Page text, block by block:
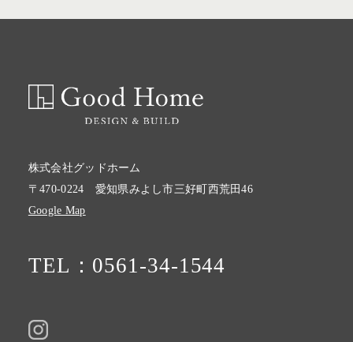
株式会社グッドホーム
〒470-0224 愛知県みよし市三好町西荒田46
Google Map
TEL：0561-34-1544